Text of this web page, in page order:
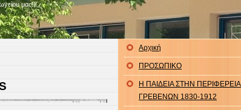
μας!!!
Αρχική
ΠΡΟΣΩΠΙΚΟ
Η ΠΑΙΔΕΙΑ ΣΤΗΝ ΠΕΡΙΦΕΡΕΙΑ
ΓΡΕΒΕΝΩΝ 1830-1912